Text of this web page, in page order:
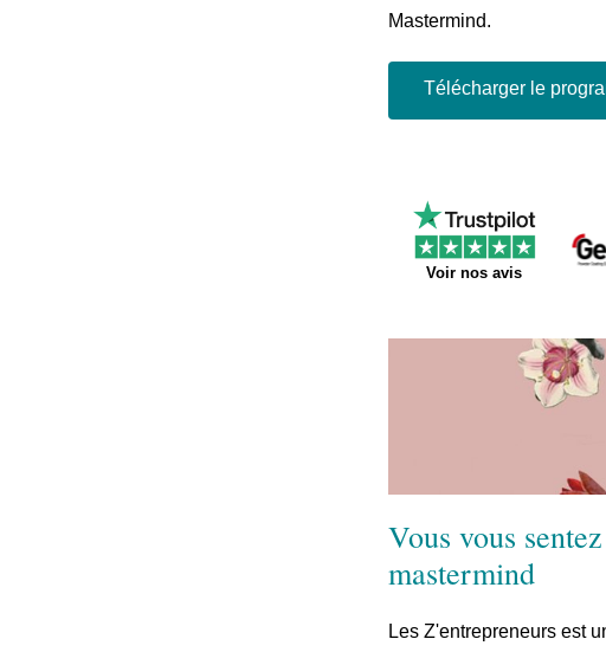
Mastermind.
Télécharger le
Voir nos avis
Vous vous
mastermind
Les Z'entrepreneurs est